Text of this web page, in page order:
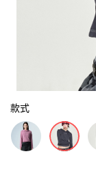
款式